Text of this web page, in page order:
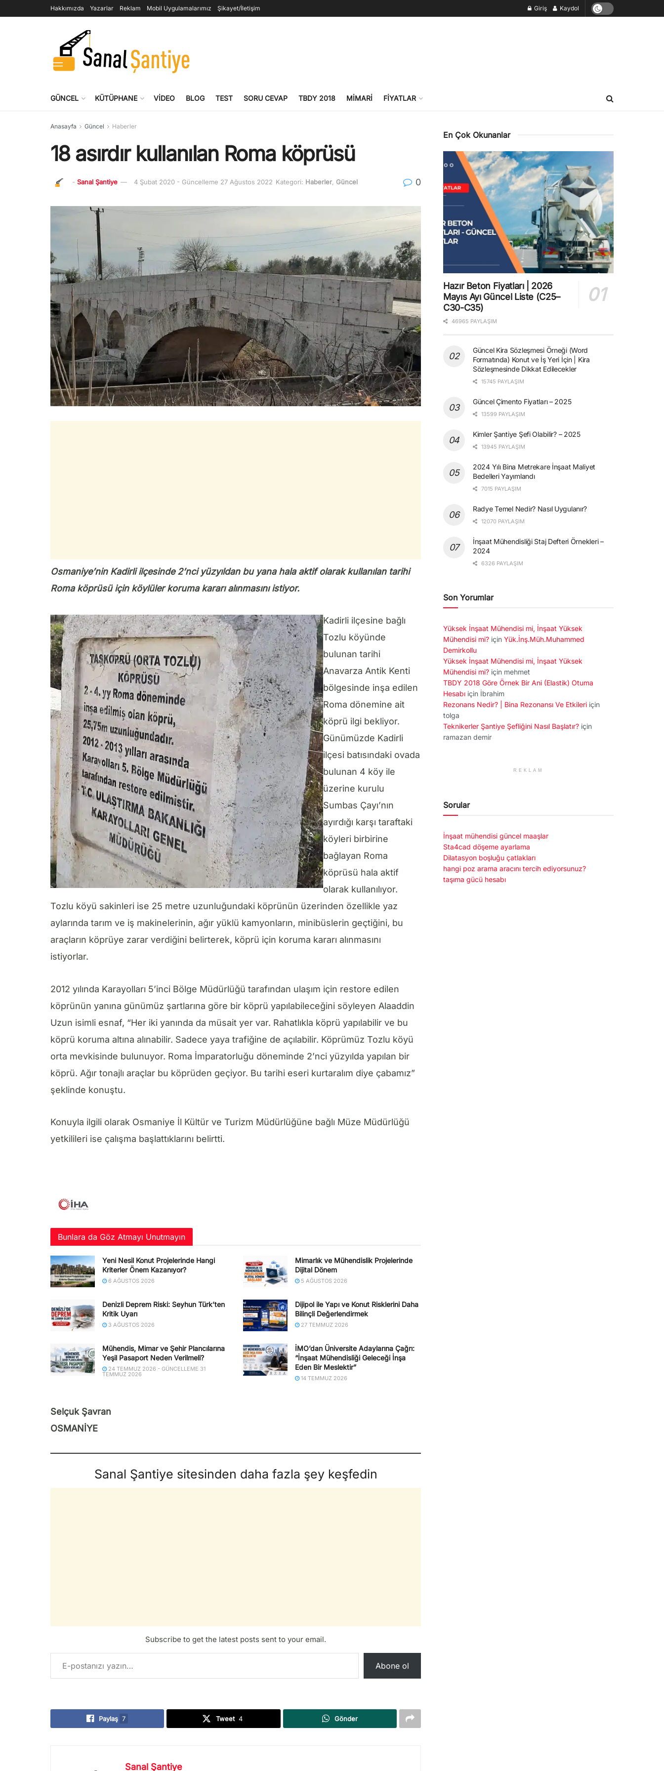
Hakkımızda Yazarlar Reklam Mobil Uygulamalarımız Şikayet/İletişim Giriş Kaydol
GÜNCEL KÜTÜPHANE VIDEO BLOG TEST SORU CEVAP TBDY 2018 MIMARI FIYATLAR
Anasayfa Güncel Haberler
18 asırdır kullanılan Roma köprüsü
- Sanal Şantiye 4 Şubat 2020 - Güncelleme 27 Ağustos 2022 Kategori: Haberler, Güncel 0
Osmaniye’nin Kadirli ilçesinde 2’nci yüzyıldan bu yana hala aktif olarak kullanılan tarihi
Roma köprüsü için köylüler koruma kararı alınmasını istiyor.
Kadirli ilçesine bağlı
Tozlu köyünde
bulunan tarihi
Anavarza Antik Kenti
bölgesinde inşa edilen
Roma dönemine ait
köprü ilgi bekliyor.
Günümüzde Kadirli
ilçesi batısındaki ovada
bulunan 4 köy ile
üzerine kurulu
Sumbas Çayı’nın
ayırdığı karşı taraftaki
köyleri birbirine
bağlayan Roma
köprüsü hala aktif
olarak kullanılıyor.
Tozlu köyü sakinleri ise 25 metre uzunluğundaki köprünün üzerinden özellikle yaz
aylarında tarım ve iş makinelerinin, ağır yüklü kamyonların, minibüslerin geçtiğini, bu
araçların köprüye zarar verdiğini belirterek, köprü için koruma kararı alınmasını
istiyorlar.
2012 yılında Karayolları 5’inci Bölge Müdürlüğü tarafından ulaşım için restore edilen
köprünün yanına günümüz şartlarına göre bir köprü yapılabileceğini söyleyen Alaaddin
Uzun isimli esnaf, “Her iki yanında da müsait yer var. Rahatlıkla köprü yapılabilir ve bu
köprü koruma altına alınabilir. Sadece yaya trafiğine de açılabilir. Köprümüz Tozlu köyü
orta mevkisinde bulunuyor. Roma İmparatorluğu döneminde 2’nci yüzyılda yapılan bir
köprü. Ağır tonajlı araçlar bu köprüden geçiyor. Bu tarihi eseri kurtaralım diye çabamız”
şeklinde konuştu.
Konuyla ilgili olarak Osmaniye İl Kültür ve Turizm Müdürlüğüne bağlı Müze Müdürlüğü
yetkilileri ise çalışma başlattıklarını belirtti.
Bunlara da Göz Atmayı Unutmayın
Yeni Nesil Konut Projelerinde Hangi
Kriterler Önem Kazanıyor?
6 AĞUSTOS 2026
Mimarlık ve Mühendislik Projelerinde
Dijital Dönem
5 AĞUSTOS 2026
Denizli Deprem Riski: Seyhun Türk’ten
Kritik Uyarı
3 AĞUSTOS 2026
Dijipol ile Yapı ve Konut Risklerini Daha
Bilinçli Değerlendirmek
27 TEMMUZ 2026
Mühendis, Mimar ve Şehir Plancılarına
Yeşil Pasaport Neden Verilmeli?
24 TEMMUZ 2026 - GÜNCELLEME 31
TEMMUZ 2026
İMO’dan Üniversite Adaylarına Çağrı:
“İnşaat Mühendisliği Geleceği İnşa
Eden Bir Meslektir”
14 TEMMUZ 2026
Selçuk Şavran
OSMANİYE
Sanal Şantiye sitesinden daha fazla şey keşfedin
Subscribe to get the latest posts sent to your email.
E-postanızı yazın…
Abone ol
Paylaş 7 Tweet 4 Gönder
Sanal Şantiye
En Çok Okunanlar
Hazır Beton Fiyatları | 2026
Mayıs Ayı Güncel Liste (C25–
C30-C35)
46965 PAYLAŞIM
Güncel Kira Sözleşmesi Örneği (Word
Formatında) Konut ve İş Yeri İçin | Kira
Sözleşmesinde Dikkat Edilecekler
15745 PAYLAŞIM
Güncel Çimento Fiyatları – 2025
13599 PAYLAŞIM
Kimler Şantiye Şefi Olabilir? – 2025
13945 PAYLAŞIM
2024 Yılı Bina Metrekare İnşaat Maliyet
Bedelleri Yayımlandı
7015 PAYLAŞIM
Radye Temel Nedir? Nasıl Uygulanır?
12070 PAYLAŞIM
İnşaat Mühendisliği Staj Defteri Örnekleri –
2024
6326 PAYLAŞIM
Son Yorumlar
Yüksek İnşaat Mühendisi mi, İnşaat Yüksek
Mühendisi mi? için Yük.İnş.Müh.Muhammed
Demirkollu
Yüksek İnşaat Mühendisi mi, İnşaat Yüksek
Mühendisi mi? için mehmet
TBDY 2018 Göre Örnek Bir Ani (Elastik) Otuma
Hesabı için İbrahim
Rezonans Nedir? | Bina Rezonansı Ve Etkileri için
tolga
Teknikerler Şantiye Şefliğini Nasıl Başlatır? için
ramazan demir
REKLAM
Sorular
İnşaat mühendisi güncel maaşlar
Sta4cad döşeme ayarlama
Dilatasyon boşluğu çatlakları
hangi poz arama aracını tercih ediyorsunuz?
taşıma gücü hesabı